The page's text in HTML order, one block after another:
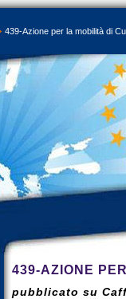
439-Azione per la mobilità di
439-AZIONE
pubblicato su